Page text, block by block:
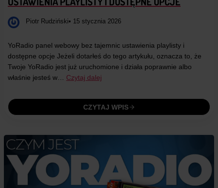
Piotr Rudziński• 15 stycznia 2026
YoRadio panel webowy bez tajemnic ustawienia playlisty i
dostępne opcje Jeżeli dotarłeś do tego artykułu, oznacza to, że
Twoje YoRadio jest już uruchomione i działa poprawnie albo
właśnie jesteś w… Czytaj dalej
CZYTAJ WPIS